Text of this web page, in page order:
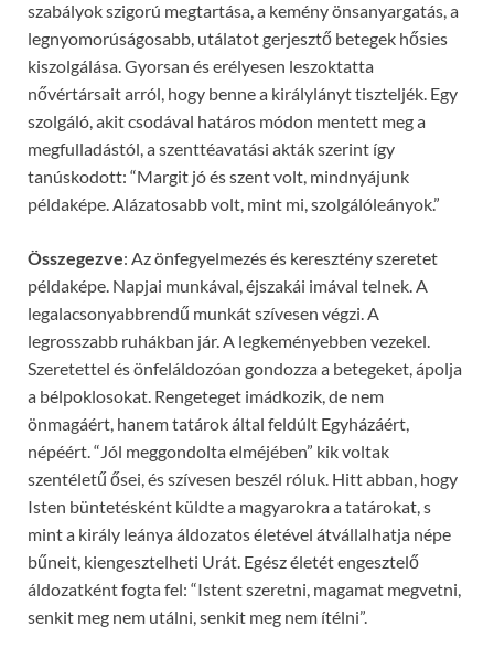
szabályok szigorú megtartása, a kemény önsanyargatás, a
legnyomorúságosabb, utálatot gerjesztő betegek hősies
kiszolgálása. Gyorsan és erélyesen leszoktatta
nővértársait arról, hogy benne a királylányt tiszteljék. Egy
szolgáló, akit csodával határos módon mentett meg a
megfulladástól, a szenttéavatási akták szerint így
tanúskodott: “Margit jó és szent volt, mindnyájunk
példaképe. Alázatosabb volt, mint mi, szolgálóleányok.”
Összegezve: Az önfegyelmezés és keresztény szeretet
példaképe. Napjai munkával, éjszakái imával telnek. A
legalacsonyabbrendű munkát szívesen végzi. A
legrosszabb ruhákban jár. A legkeményebben vezekel.
Szeretettel és önfeláldozóan gondozza a betegeket, ápolja
a bélpoklosokat. Rengeteget imádkozik, de nem
önmagáért, hanem tatárok által feldúlt Egyházáért,
népéért. “Jól meggondolta elméjében” kik voltak
szentéletű ősei, és szívesen beszél róluk. Hitt abban, hogy
Isten büntetésként küldte a magyarokra a tatárokat, s
mint a király leánya áldozatos életével átvállalhatja népe
bűneit, kiengesztelheti Urát. Egész életét engesztelő
áldozatként fogta fel: “Istent szeretni, magamat megvetni,
senkit meg nem utálni, senkit meg nem ítélni”.